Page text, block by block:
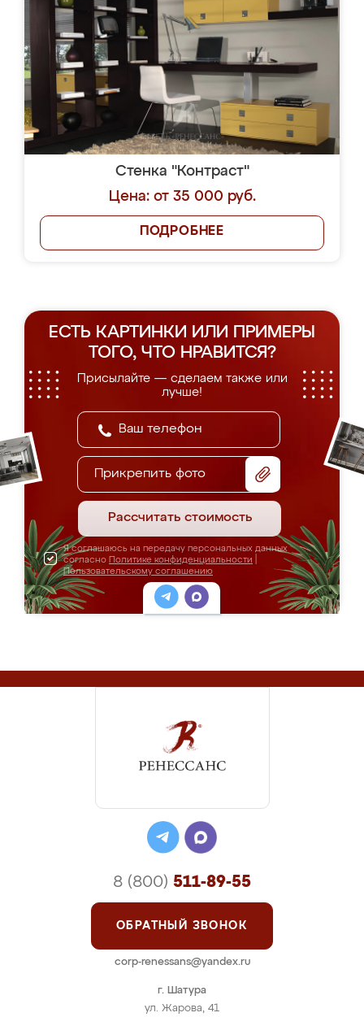
Стенка "Контраст"
Цена: от 35 000 руб.
ПОДРОБНЕЕ
ЕСТЬ КАРТИНКИ ИЛИ ПРИМЕРЫ
ТОГО, ЧТО НРАВИТСЯ?
Присылайте — сделаем также или
лучше!
Прикрепить фото
Рассчитать стоимость
Я соглашаюсь на передачу персональных данных
согласно Политике конфиденциальности
Пользовательскому соглашению
г. Шатура
ул. Жарова, 41
8 (800) 511-89-55
ОБРАТНЫЙ ЗВОНОК
corp-renessans@yandex.ru